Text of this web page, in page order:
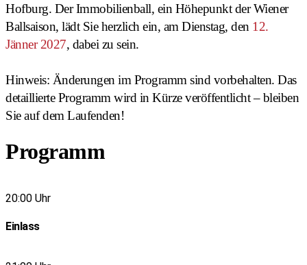
Hofburg. Der Immobilienball, ein Höhepunkt der Wiener
Ballsaison, lädt Sie herzlich ein, am Dienstag, den 12.
Jänner 2027, dabei zu sein.
Hinweis: Änderungen im Programm sind vorbehalten. Das
detaillierte Programm wird in Kürze veröffentlicht – bleiben
Sie auf dem Laufenden!
Programm
20:00 Uhr
Einlass